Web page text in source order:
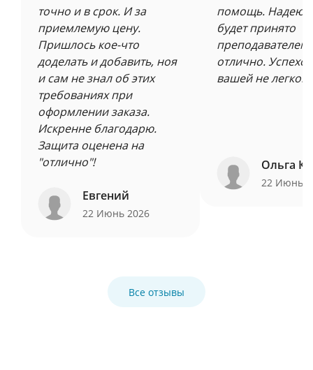
точно и в срок. И за
приемлемую цену.
Пришлось кое-что
доделать и добавить, ноя
и сам не знал об этих
требованиях при
оформлении заказа.
Искренне благодарю.
Защита оценена на
"отлично"!
Евгений
22 Июнь 2026
помощь.
будет принято
преподавателем
отлично.
вашей не легкой
Ольга
22 Июнь
Все отзывы